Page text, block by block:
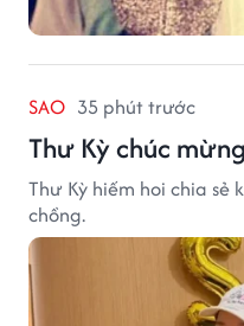
SAO 35 phút trước
Thư Kỳ chúc
Thư Kỳ hiếm hoi chia sẻ
chồng.